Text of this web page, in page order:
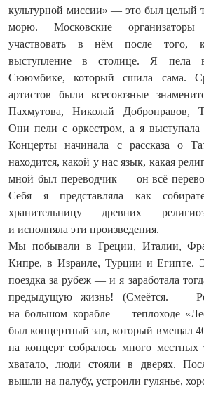
культурной миссии» — это был целый
морю. Московские
участвовать в нём после того,
выступление в столице. Я пела
Сююмбике, который сшила сама.
артистов были всесоюзные
Пахмутова, Николай Добронравов,
Они пели с оркестром, а я выступала
Концерты начинала с рассказа о
находится, какой у нас язык, какая
мной был переводчик — он всё
Себя я представляла как
хранительницу древних
и исполняла эти произведения.
Мы побывали в Греции, Италии,
Кипре, в Израиле, Турции и Египте.
поездка за рубеж — и я заработала
предыдущую жизнь! (Смеётся. —
на большом корабле — теплоходе
был концертный зал, который вмещал
на концерт собралось много
хватало, люди стояли в дверях.
вышли на палубу, устроили гулянье,